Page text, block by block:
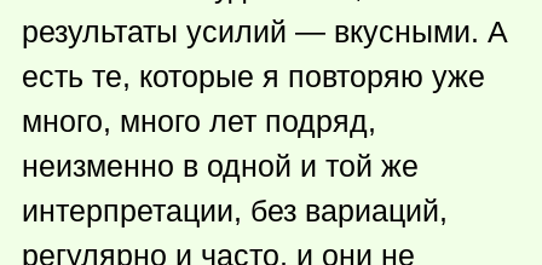
результаты усилий — вкусными. А
есть те, которые я повторяю уже
много, много лет подряд,
неизменно в одной и той же
интерпретации, без вариаций,
регулярно и часто, и они не